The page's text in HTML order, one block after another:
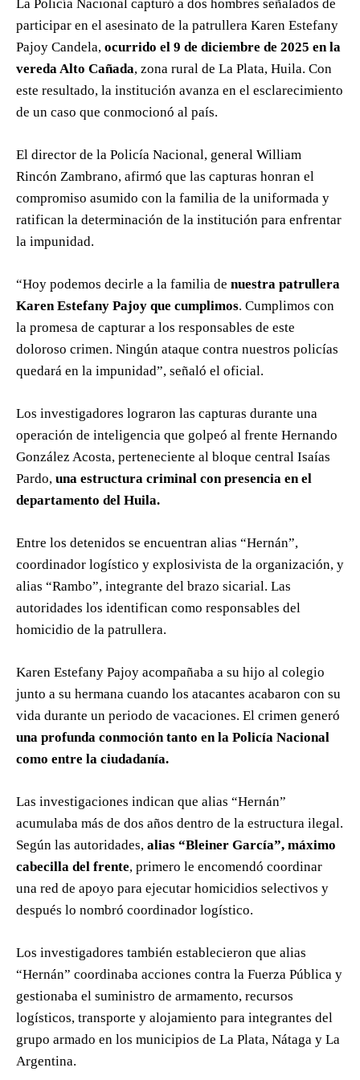
La Policía Nacional capturó a dos hombres señalados de
participar en el asesinato de la patrullera Karen Estefany
Pajoy Candela, ocurrido el 9 de diciembre de 2025 en la
vereda Alto Cañada, zona rural de La Plata, Huila. Con
este resultado, la institución avanza en el esclarecimiento
de un caso que conmocionó al país.
El director de la Policía Nacional, general William
Rincón Zambrano, afirmó que las capturas honran el
compromiso asumido con la familia de la uniformada y
ratifican la determinación de la institución para enfrentar
la impunidad.
“Hoy podemos decirle a la familia de nuestra patrullera
Karen Estefany Pajoy que cumplimos. Cumplimos con
la promesa de capturar a los responsables de este
doloroso crimen. Ningún ataque contra nuestros policías
quedará en la impunidad”, señaló el oficial.
Los investigadores lograron las capturas durante una
operación de inteligencia que golpeó al frente Hernando
González Acosta, perteneciente al bloque central Isaías
Pardo, una estructura criminal con presencia en el
departamento del Huila.
Entre los detenidos se encuentran alias “Hernán”,
coordinador logístico y explosivista de la organización, y
alias “Rambo”, integrante del brazo sicarial. Las
autoridades los identifican como responsables del
homicidio de la patrullera.
Karen Estefany Pajoy acompañaba a su hijo al colegio
junto a su hermana cuando los atacantes acabaron con su
vida durante un periodo de vacaciones. El crimen generó
una profunda conmoción tanto en la Policía Nacional
como entre la ciudadanía.
Las investigaciones indican que alias “Hernán”
acumulaba más de dos años dentro de la estructura ilegal.
Según las autoridades, alias “Bleiner García”, máximo
cabecilla del frente, primero le encomendó coordinar
una red de apoyo para ejecutar homicidios selectivos y
después lo nombró coordinador logístico.
Los investigadores también establecieron que alias
“Hernán” coordinaba acciones contra la Fuerza Pública y
gestionaba el suministro de armamento, recursos
logísticos, transporte y alojamiento para integrantes del
grupo armado en los municipios de La Plata, Nátaga y La
Argentina.